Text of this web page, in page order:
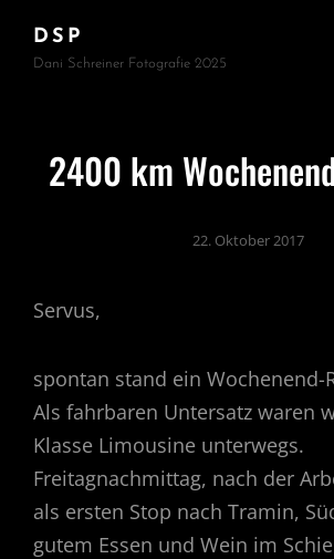
DSP
Dani Schreiner Fotografie 2025
2400 km
22. Oktober 2017
Servus,
spontan stand ein Wochenend-
Als fahrbaren Untersatz waren
Klasse Limousine unterwegs.
Freitagnachmittag, nach der
als ersten Stop nach Tramin,
gutem Essen und Wein im